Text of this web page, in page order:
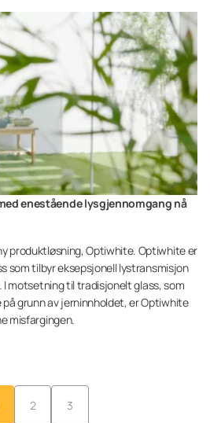
enestående lysgjennomgang nå
produktløsning, Optiwhite. Optiwhite er
som tilbyr eksepsjonell lystransmisjon
motsetning til tradisjonelt glass, som
grunn av jerninnholdet, er Optiwhite
misfargingen.
2 3